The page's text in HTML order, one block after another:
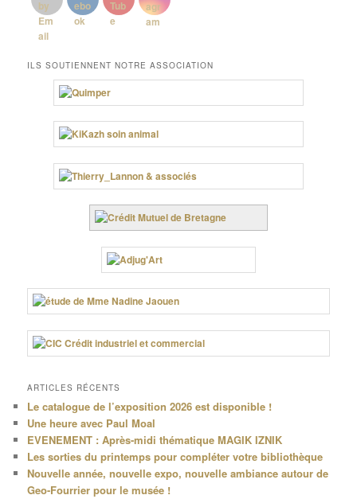
ILS SOUTIENNENT NOTRE ASSOCIATION
ARTICLES RÉCENTS
Le catalogue de l’exposition 2026 est disponible !
Une heure avec Paul Moal
EVENEMENT : Après-midi thématique MAGIK IZNIK
Les sorties du printemps pour compléter votre bibliothèque
Nouvelle année, nouvelle expo, nouvelle ambiance autour de
Geo-Fourrier pour le musée !